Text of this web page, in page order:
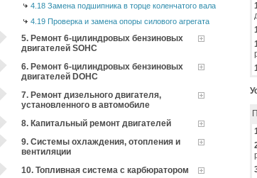
4.18 Замена подшипника в торце коленчатого вала
4.19 Проверка и замена опоры силового агрегата
5. Ремонт 6-цилиндровых бензиновых
двигателей SOHC
6. Ремонт 6-цилиндровых бензиновых
двигателей DOHC
7. Ремонт дизельного двигателя,
установленного в автомобиле
8. Капитальный ремонт двигателей
9. Системы охлаждения, отопления и
вентиляции
10. Топливная система с карбюратором